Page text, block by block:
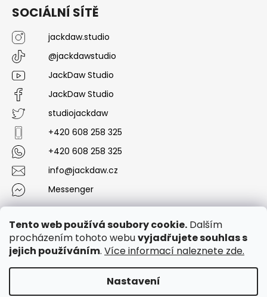
Tento web používá soubory cookie. Dalším
procházením tohoto webuvyjadřujete souhlas s
jejich používáním. Více informací naleznete zde.
Nastavení
SOCIÁLNÍ SÍTĚ
jackdaw.studio
@jackdawstudio
JackDaw Studio
JackDaw Studio
studiojackdaw
+420 608 258 325
+420 608 258 325
info@jackdaw.cz
Messenger
Vytvořil Shoptet
JackDaw Studio